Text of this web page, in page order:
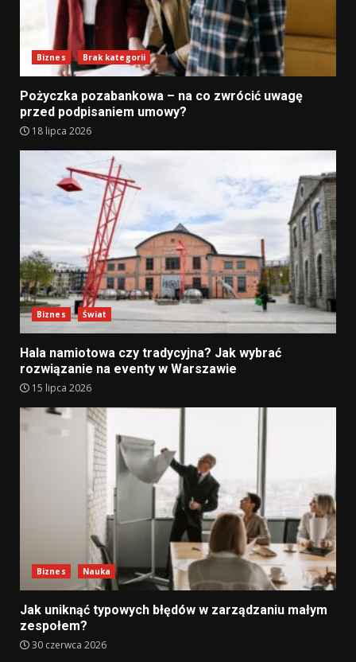
Biznes Brak kategorii
Pożyczka pozabankowa – na co zwrócić uwagę
przed podpisaniem umowy?
18 lipca 2026
Biznes Świat
Hala namiotowa czy tradycyjna? Jak wybrać
rozwiązanie na eventy w Warszawie
15 lipca 2026
Biznes Nauka
Jak uniknąć typowych błędów w zarządzaniu małym
zespołem?
30 czerwca 2026